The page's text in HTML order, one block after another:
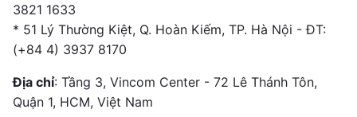
3821 1633
* 51 Lý Thường Kiệt, Q. Hoàn Kiếm, TP. Hà Nội - ĐT:
(+84 4) 3937 8170
Địa chỉ: Tầng 3, Vincom Center - 72 Lê Thánh Tôn,
Quận 1, HCM, Việt Nam